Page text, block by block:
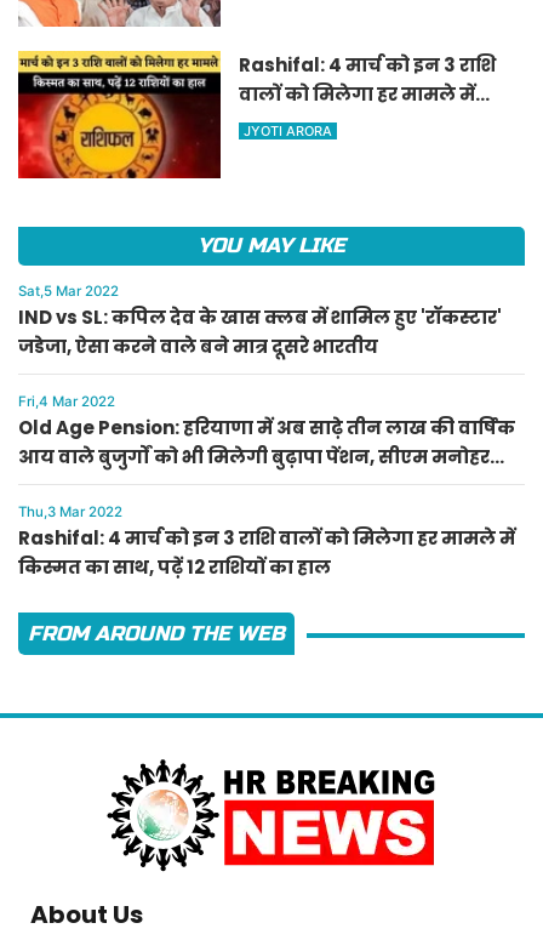
Rashifal: 4 मार्च को इन 3 राशि
वालों को मिलेगा हर मामले में
किस्मत का साथ, पढ़ें 12 राशियों का
JYOTI ARORA
YOU MAY LIKE
Sat,5 Mar 2022
IND vs SL: कपिल देव के खास क्लब में शामिल हुए 'रॉकस्टार'
जडेजा, ऐसा करने वाले बने मात्र दूसरे भारतीय
Fri,4 Mar 2022
Old Age Pension: हरियाणा में अब साढ़े तीन लाख की वार्षिक
आय वाले बुजुर्गों को भी मिलेगी बुढ़ापा पेंशन, सीएम मनोहर
लाल का ऐलान
Thu,3 Mar 2022
Rashifal: 4 मार्च को इन 3 राशि वालों को मिलेगा हर मामले में
किस्मत का साथ, पढ़ें 12 राशियों का हाल
FROM AROUND THE WEB
About Us